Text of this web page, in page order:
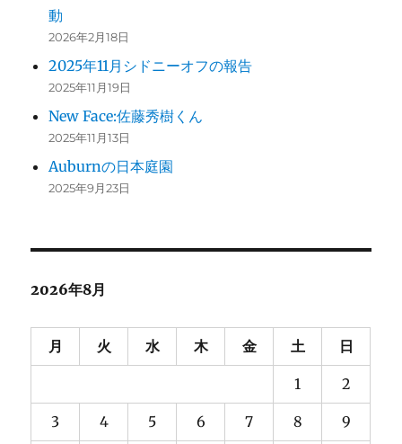
動
2026年2月18日
2025年11月シドニーオフの報告
2025年11月19日
New Face:佐藤秀樹くん
2025年11月13日
Auburnの日本庭園
2025年9月23日
2026年8月
月 火 水 木 金 土 日
1 2
3 4 5 6 7 8 9